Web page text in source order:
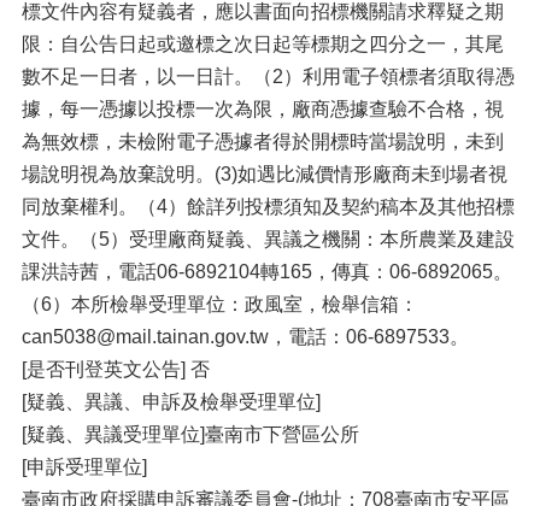
標文件內容有疑義者，應以書面向招標機關請求釋疑之期
限：自公告日起或邀標之次日起等標期之四分之一，其尾
數不足一日者，以一日計。（2）利用電子領標者須取得憑
據，每一憑據以投標一次為限，廠商憑據查驗不合格，視
為無效標，未檢附電子憑據者得於開標時當場說明，未到
場說明視為放棄說明。(3)如遇比減價情形廠商未到場者視
同放棄權利。（4）餘詳列投標須知及契約稿本及其他招標
文件。（5）受理廠商疑義、異議之機關：本所農業及建設
課洪詩茜，電話06-6892104轉165，傳真：06-6892065。
（6）本所檢舉受理單位：政風室，檢舉信箱：
can5038@mail.tainan.gov.tw，電話：06-6897533。
[是否刊登英文公告] 否
[疑義、異議、申訴及檢舉受理單位]
[疑義、異議受理單位]臺南市下營區公所
[申訴受理單位]
臺南市政府採購申訴審議委員會-(地址：708臺南市安平區